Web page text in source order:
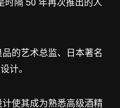
的艺术总监、日本著名
计。
使其成为熟悉高级酒精